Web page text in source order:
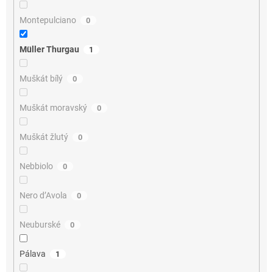
Montepulciano 0
Müller Thurgau 1
Muškát bílý 0
Muškát moravský 0
Muškát žlutý 0
Nebbiolo 0
Nero d’Avola 0
Neuburské 0
Pálava 1